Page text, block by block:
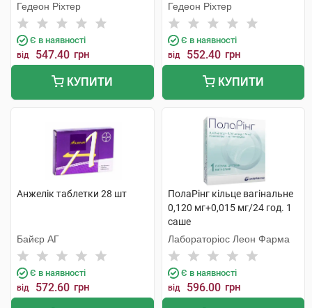
Гедеон Ріхтер
Є в наявності
від 547.40 грн
КУПИТИ
Гедеон Ріхтер
Є в наявності
від 552.40 грн
КУПИТИ
Анжелік таблетки 28 шт
Байєр АГ
Є в наявності
від 572.60 грн
ПолаРінг кільце вагінальне
0,120 мг+0,015 мг/24 год. 1
саше
Лабораторіос Леон Фарма
Є в наявності
від 596.00 грн